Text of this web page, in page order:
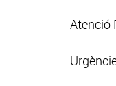
Atenció